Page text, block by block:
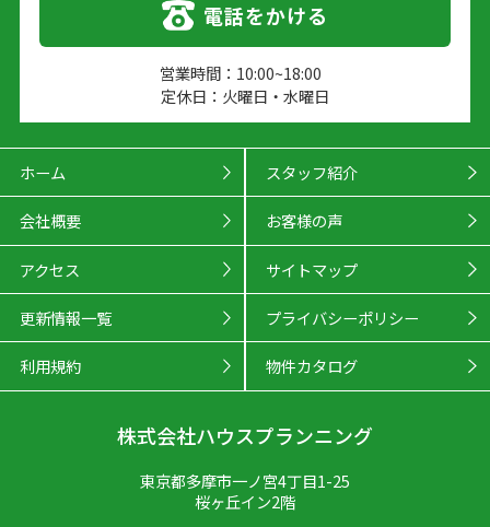
電話をかける
営業時間：10:00~18:00
定休日：火曜日・水曜日
ホーム スタッフ紹介
会社概要 お客様の声
アクセス サイトマップ
更新情報一覧 プライバシーポリシー
利用規約 物件カタログ
株式会社ハウスプランニング
東京都多摩市一ノ宮4丁目1-25
桜ヶ丘イン2階